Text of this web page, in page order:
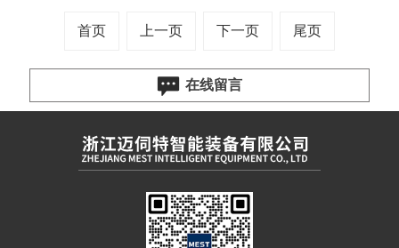
首页 上一页 下一页 尾页
在线留言